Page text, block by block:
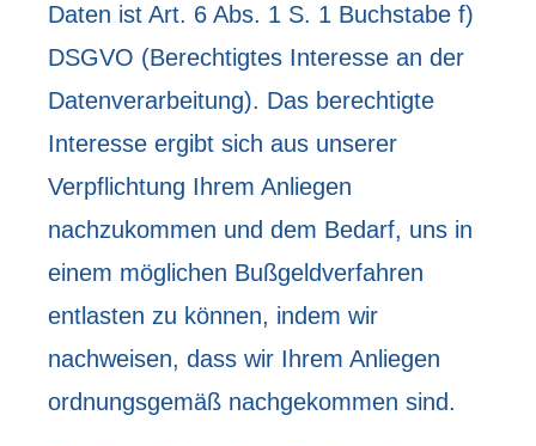
Daten ist Art. 6 Abs. 1 S. 1 Buchstabe f)
DSGVO (Berechtigtes Interesse an der
Datenverarbeitung). Das berechtigte
Interesse ergibt sich aus unserer
Verpflichtung Ihrem Anliegen
nachzukommen und dem Bedarf, uns in
einem möglichen Bußgeldverfahren
entlasten zu können, indem wir
nachweisen, dass wir Ihrem Anliegen
ordnungsgemäß nachgekommen sind.